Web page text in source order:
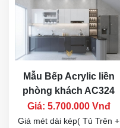
Mẫu Bếp Acrylic liền
phòng khách AC324
Giá: 5.700.000 Vnđ
Giá mét dài kép( Tủ Trên +